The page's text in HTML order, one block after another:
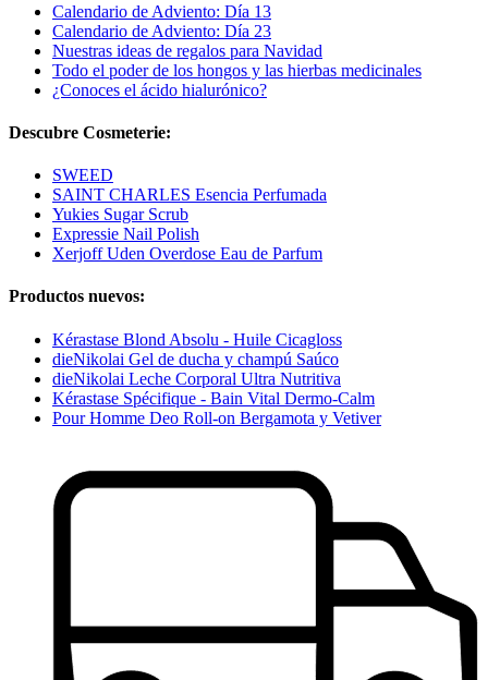
Calendario de Adviento: Día 13
Calendario de Adviento: Día 23
Nuestras ideas de regalos para Navidad
Todo el poder de los hongos y las hierbas medicinales
¿Conoces el ácido hialurónico?
Descubre Cosmeterie:
SWEED
SAINT CHARLES Esencia Perfumada
Yukies Sugar Scrub
Expressie Nail Polish
Xerjoff Uden Overdose Eau de Parfum
Productos nuevos:
Kérastase Blond Absolu - Huile Cicagloss
dieNikolai Gel de ducha y champú Saúco
dieNikolai Leche Corporal Ultra Nutritiva
Kérastase Spécifique - Bain Vital Dermo-Calm
Pour Homme Deo Roll-on Bergamota y Vetiver